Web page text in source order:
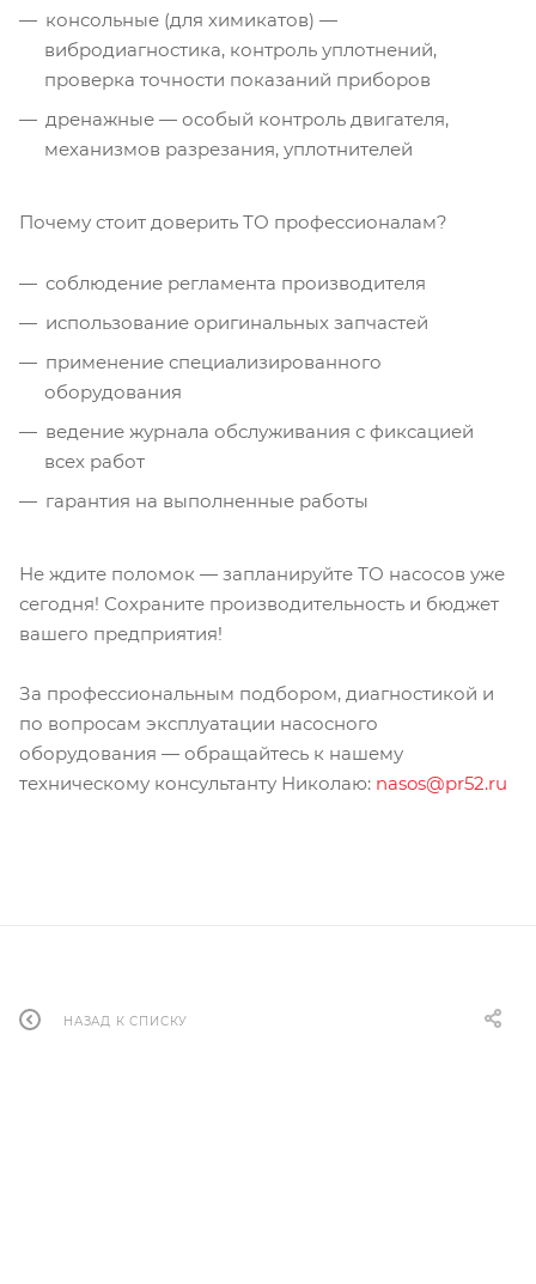
консольные (для химикатов) —
вибродиагностика, контроль уплотнений,
проверка точности показаний приборов
дренажные — особый контроль двигателя,
механизмов разрезания, уплотнителей
Почему стоит доверить ТО профессионалам?
соблюдение регламента производителя
использование оригинальных запчастей
применение специализированного
оборудования
ведение журнала обслуживания с фиксацией
всех работ
гарантия на выполненные работы
Не ждите поломок — запланируйте ТО насосов уже
сегодня! Сохраните производительность и бюджет
вашего предприятия!
За профессиональным подбором, диагностикой и
по вопросам эксплуатации насосного
оборудования — обращайтесь к нашему
техническому консультанту Николаю: nasos@pr52.ru
НАЗАД К СПИСКУ